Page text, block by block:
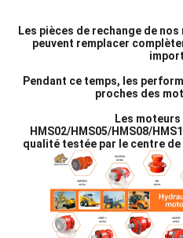
Les pièces de rechange de
peuvent remplacer
Pendant ce temps, les
proches des
Les
HMS02/HMS05/HMS08/
qualité testée par le centre